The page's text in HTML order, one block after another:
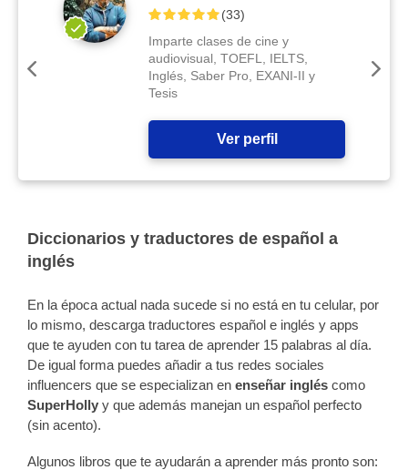
(33)
Imparte clases de cine y
audiovisual, TOEFL, IELTS,
Inglés, Saber Pro, EXANI-II y
Tesis
Ver perfil
Diccionarios y traductores de español a
inglés
En la época actual nada sucede si no está en tu celular, por
lo mismo, descarga traductores español e inglés y apps
que te ayuden con tu tarea de aprender 15 palabras al día.
De igual forma puedes añadir a tus redes sociales
influencers que se especializan en enseñar inglés como
SuperHolly y que además manejan un español perfecto
(sin acento).
Algunos libros que te ayudarán a aprender más pronto son: